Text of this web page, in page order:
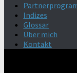
Indizes
Glossar
Über mich
Kontakt